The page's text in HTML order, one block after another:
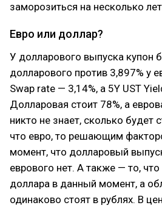
заморозиться на несколько
Евро или доллар?
У долларового выпуска купон
долларового против 3,897% у
Swap rate — 3,14%, а 5Y UST
Долларовая стоит 78%, а
никто не знает, сколько будет
что евро, то решающим
момент, что долларовый
еврового нет. А также — то,
доллара в данный момент, а
одинаково стоят в рублях. В